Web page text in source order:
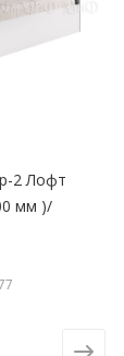
2 Лофт
мм )/